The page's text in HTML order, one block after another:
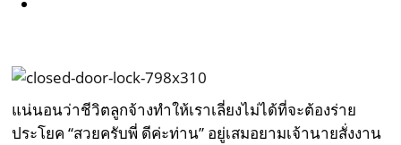
แน่นอนว่าชีวิตลูกจ้างทำให้เราเลี่ยงไม่ได้ที่จะต้องร่าย
ประโยค “สวยครับพี่ ดีค่ะท่าน” อยู่เสมอยามเจ้านายสั่งงาน